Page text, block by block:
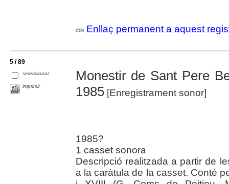
Enllaç permanent a aquest
5 / 89
seleccionar
imprimir
Monestir de Sant Pere
1985[Enregistrament sonor]
1985?
1 casset sonora
Descripció realitzada a partir de
a la caràtula de la casset. Conté